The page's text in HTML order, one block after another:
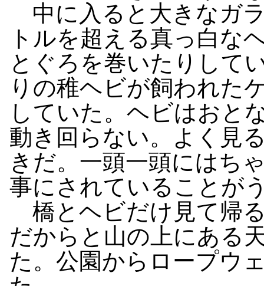
中に入ると大きなガ
トルを超える真っ白な
とぐろを巻いたりして
りの稚ヘビが飼われた
していた。ヘビはおと
動き回らない。よく見
きだ。一頭一頭にはち
事にされていることが
橋とヘビだけ見て帰
だからと山の上にある
た。公園からロープウ